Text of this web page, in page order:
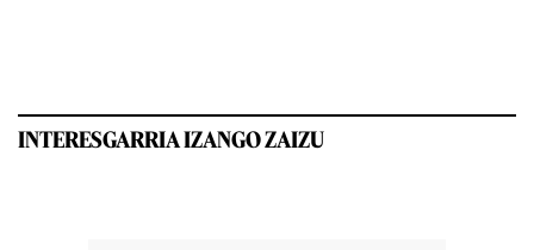
INTERESGARRIA IZANGO ZAIZU